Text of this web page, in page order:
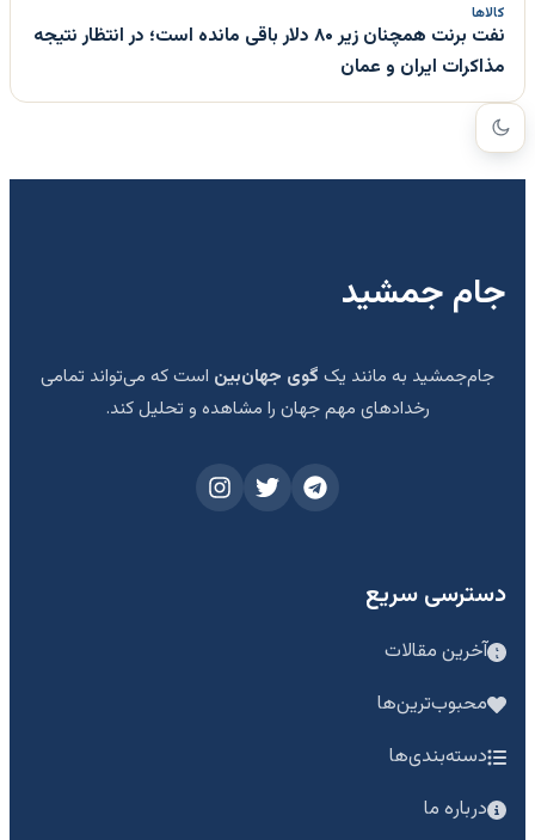
کالاها
نفت برنت همچنان زیر ۸۰ دلار باقی مانده است؛ در انتظار نتیجه
مذاکرات ایران و عمان
جام جمشید
جام‌جمشید به مانند یک گوی جهان‌بین است که می‌تواند تمامی
رخدادهای مهم جهان را مشاهده و تحلیل کند.
دسترسی سریع
آخرین مقالات
محبوب‌ترین‌ها
دسته‌بندی‌ها
درباره ما